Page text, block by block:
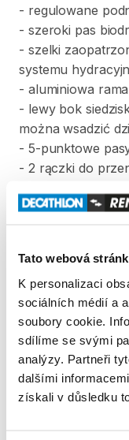
Tato webová
K personalizaci
sociálních médií a
soubory cookie.
sdílíme se svými
analýzy. Partneři
dalšími
získali v důsledku
- regulowane
- szeroki pas
- szelki
systemu
- aluminiowa rama
- lewy bok
można wsadzić
- 5-punktowe
- 2 rączki do
środowiska
waga: 3230 g
pojemność: 12 l
wymiary: 70 x 43
maksymalne
materiał: 210D PA
Do każdego
przeciwsłoneczny